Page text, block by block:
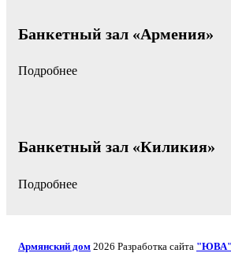
Банкетный зал «Армения»
Подробнее
Банкетный зал «Киликия»
Подробнее
Армянский дом 2026 Разработка сайта "ЮВА"